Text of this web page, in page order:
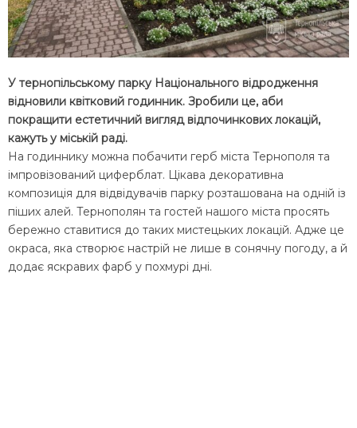
У тернопільському парку Національного відродження
відновили квітковий годинник. Зробили це, аби
покращити естетичний вигляд відпочинкових локацій,
кажуть у міській раді.
На годиннику можна побачити герб міста Тернополя та
імпровізований циферблат. Цікава декоративна
композиція для відвідувачів парку розташована на одній із
піших алей. Тернополян та гостей нашого міста просять
бережно ставитися до таких мистецьких локацій. Адже це
окраса, яка створює настрій не лише в сонячну погоду, а й
додає яскравих фарб у похмурі дні.